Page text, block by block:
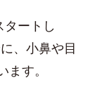
ートし
、小鼻や目
す。